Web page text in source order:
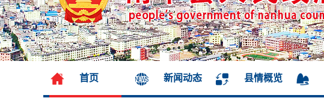
首页 新闻动态 县情概览